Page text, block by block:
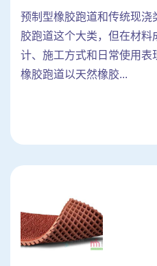
预制型橡胶跑道和传统现浇
胶跑道这个大类，但在材
计、施工方式和日常使用表
橡胶跑道以天然橡胶...